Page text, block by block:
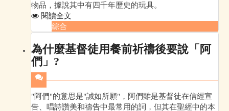
物品，據說其中有四千年歷史的玩具。
閱讀全文
綜合
為什麼基督徒用餐前祈禱後要說「阿
們」?
"阿們"的意思是"誠如所願"，阿們雖是基督徒在信經宣
告、唱詩讚美和禱告中最常用的詞，但其在聖經中的本